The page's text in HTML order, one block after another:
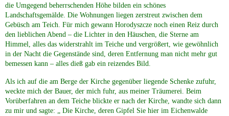
Datenschutz
Referenzen
die Umgegend beherrschenden Höhe bilden ein schönes
Landschaftsgemälde. Die Wohnungen liegen zerstreut zwischen dem
Gebüsch am Teich. Für mich gewann Horodyszcze noch einen Reiz durch
den lieblichen Abend – die Lichter in den Häuschen, die Sterne am
Himmel, alles das widerstrahlt im Teiche und vergrößert, wie gewöhnlich
in der Nacht die Gegenstände sind, deren Entfernung man nicht mehr gut
bemessen kann – alles dieß gab ein reizendes Bild.
Als ich auf die am Berge der Kirche gegenüber liegende Schenke zufuhr,
weckte mich der Bauer, der mich fuhr, aus meiner Träumerei. Beim
Vorüberfahren an dem Teiche blickte er nach der Kirche, wandte sich dann
zu mir und sagte: „ Die Kirche, deren Gipfel Sie hier im Eichenwalde